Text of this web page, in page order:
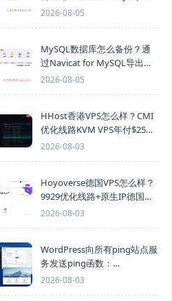
入SQL备份文件
2026-08-05
MySQL数据库怎么备份？通
过Navicat for MySQL导出
Mysql数据库为SQL格式备份
2026-08-05
HHost香港VPS怎么样？CMI
优化线路KVM VPS年付$25
起，4GB内存优惠套餐
2026-08-03
Hoyoverse德国VPS怎么样？
9929优化线路+原生IP德国
KVM VPS推荐
2026-08-03
WordPress向所有ping站点服
务发送ping函数：
generic_ping
2026-08-03